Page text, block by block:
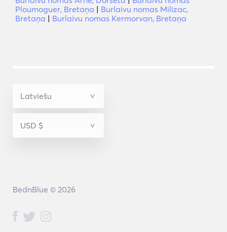
Ploumoguer, Bretaņa | Burlaivu nomas Milizac,
Bretaņa | Burlaivu nomas Kermorvan, Bretaņa
BednBlue © 2026